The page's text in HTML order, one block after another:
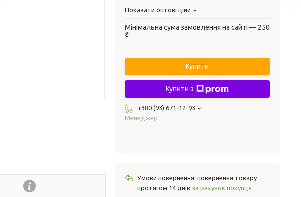
Показати оптові ціни
Мінімальна сума замовлення на сайті — 250
₴
Купити
Купити з
+380 (93) 671-12-93
Менеджер
повернення товару
протягом 14 днів за рахунок покупця